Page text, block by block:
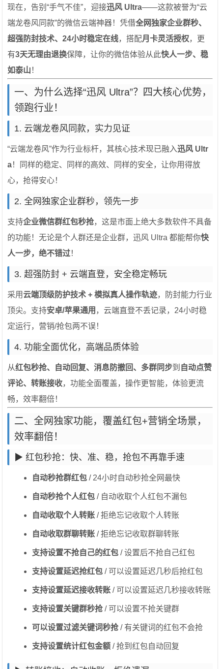
现在，告别“手气不佳”，迎接迅风 Ultra——这款被誉为“云
端龙卷风同款”的微信云端神器！凭借全网独家企业群秒、
超强防封技术、24小时稳定在线，搭配月卡灵活授权，更
有3天无理由退换保障，让你的微信体验从此快人一步、稳
如泰山 ！
一、为什么选择“迅风 Ultra”？四大核心优势，
领跑行业！
1. 云端龙卷风同款，实力见证
“云端龙卷风”作为行业标杆，其核心技术现已融入迅风 Ultr
a！同样的稳定、同样的高效、同样的安全，让你用得放
心，抢得安心！
2. 全网独家企业群秒，领先一步
支持企业微信群红包秒抢，这是市面上绝大多数软件不具备
的功能！无论是个人群还是企业群，迅风 Ultra 都能帮你快
人一步，绝不错过！
3. 超强防封 + 云端直登，安全稳定畅玩
采用 云端顶级防护技术 + 模拟真人操作轨迹，防封能力行业
顶尖。支持安卓/苹果通用 ，云端直登不丢记录，24小时稳
定运行，营销/抢包两不误！
4. 功能全面优化，高端品质体验
从红包秒抢、自动回复、消息防撤回、多群同步到 自动点赞
评论、转账接收，功能全面覆盖，操作更智能，体验更流
畅，效率翻倍！
二、全网独家功能，覆盖红包+营销全场景，
效率翻倍！
▶ 红包秒抢：快、准、稳，抢包不再靠手速
自动秒抢群红包 / 24小时自动秒抢全网最快
自动秒抢个人红包 / 自动收取个人红包不漏包
自动收取个人转账 / 拒绝忘记收取个人转账
自动收取群聊转账 / 拒绝忘记收取群聊转账
支持设置不抢自己的红包 / 设置后不抢自己红包
支持设置延迟抢红包 / 可以设置延迟几秒后抢红包
支持设置延迟接收转账 / 可以设置延迟几秒接收转账
支持设置关键群秒抢/ 可以设置不抢关键群
可以设置过滤关键词秒抢/ 有关键词的红包不会抢
支持设置统计红包金额 / 抢到红包自动回复